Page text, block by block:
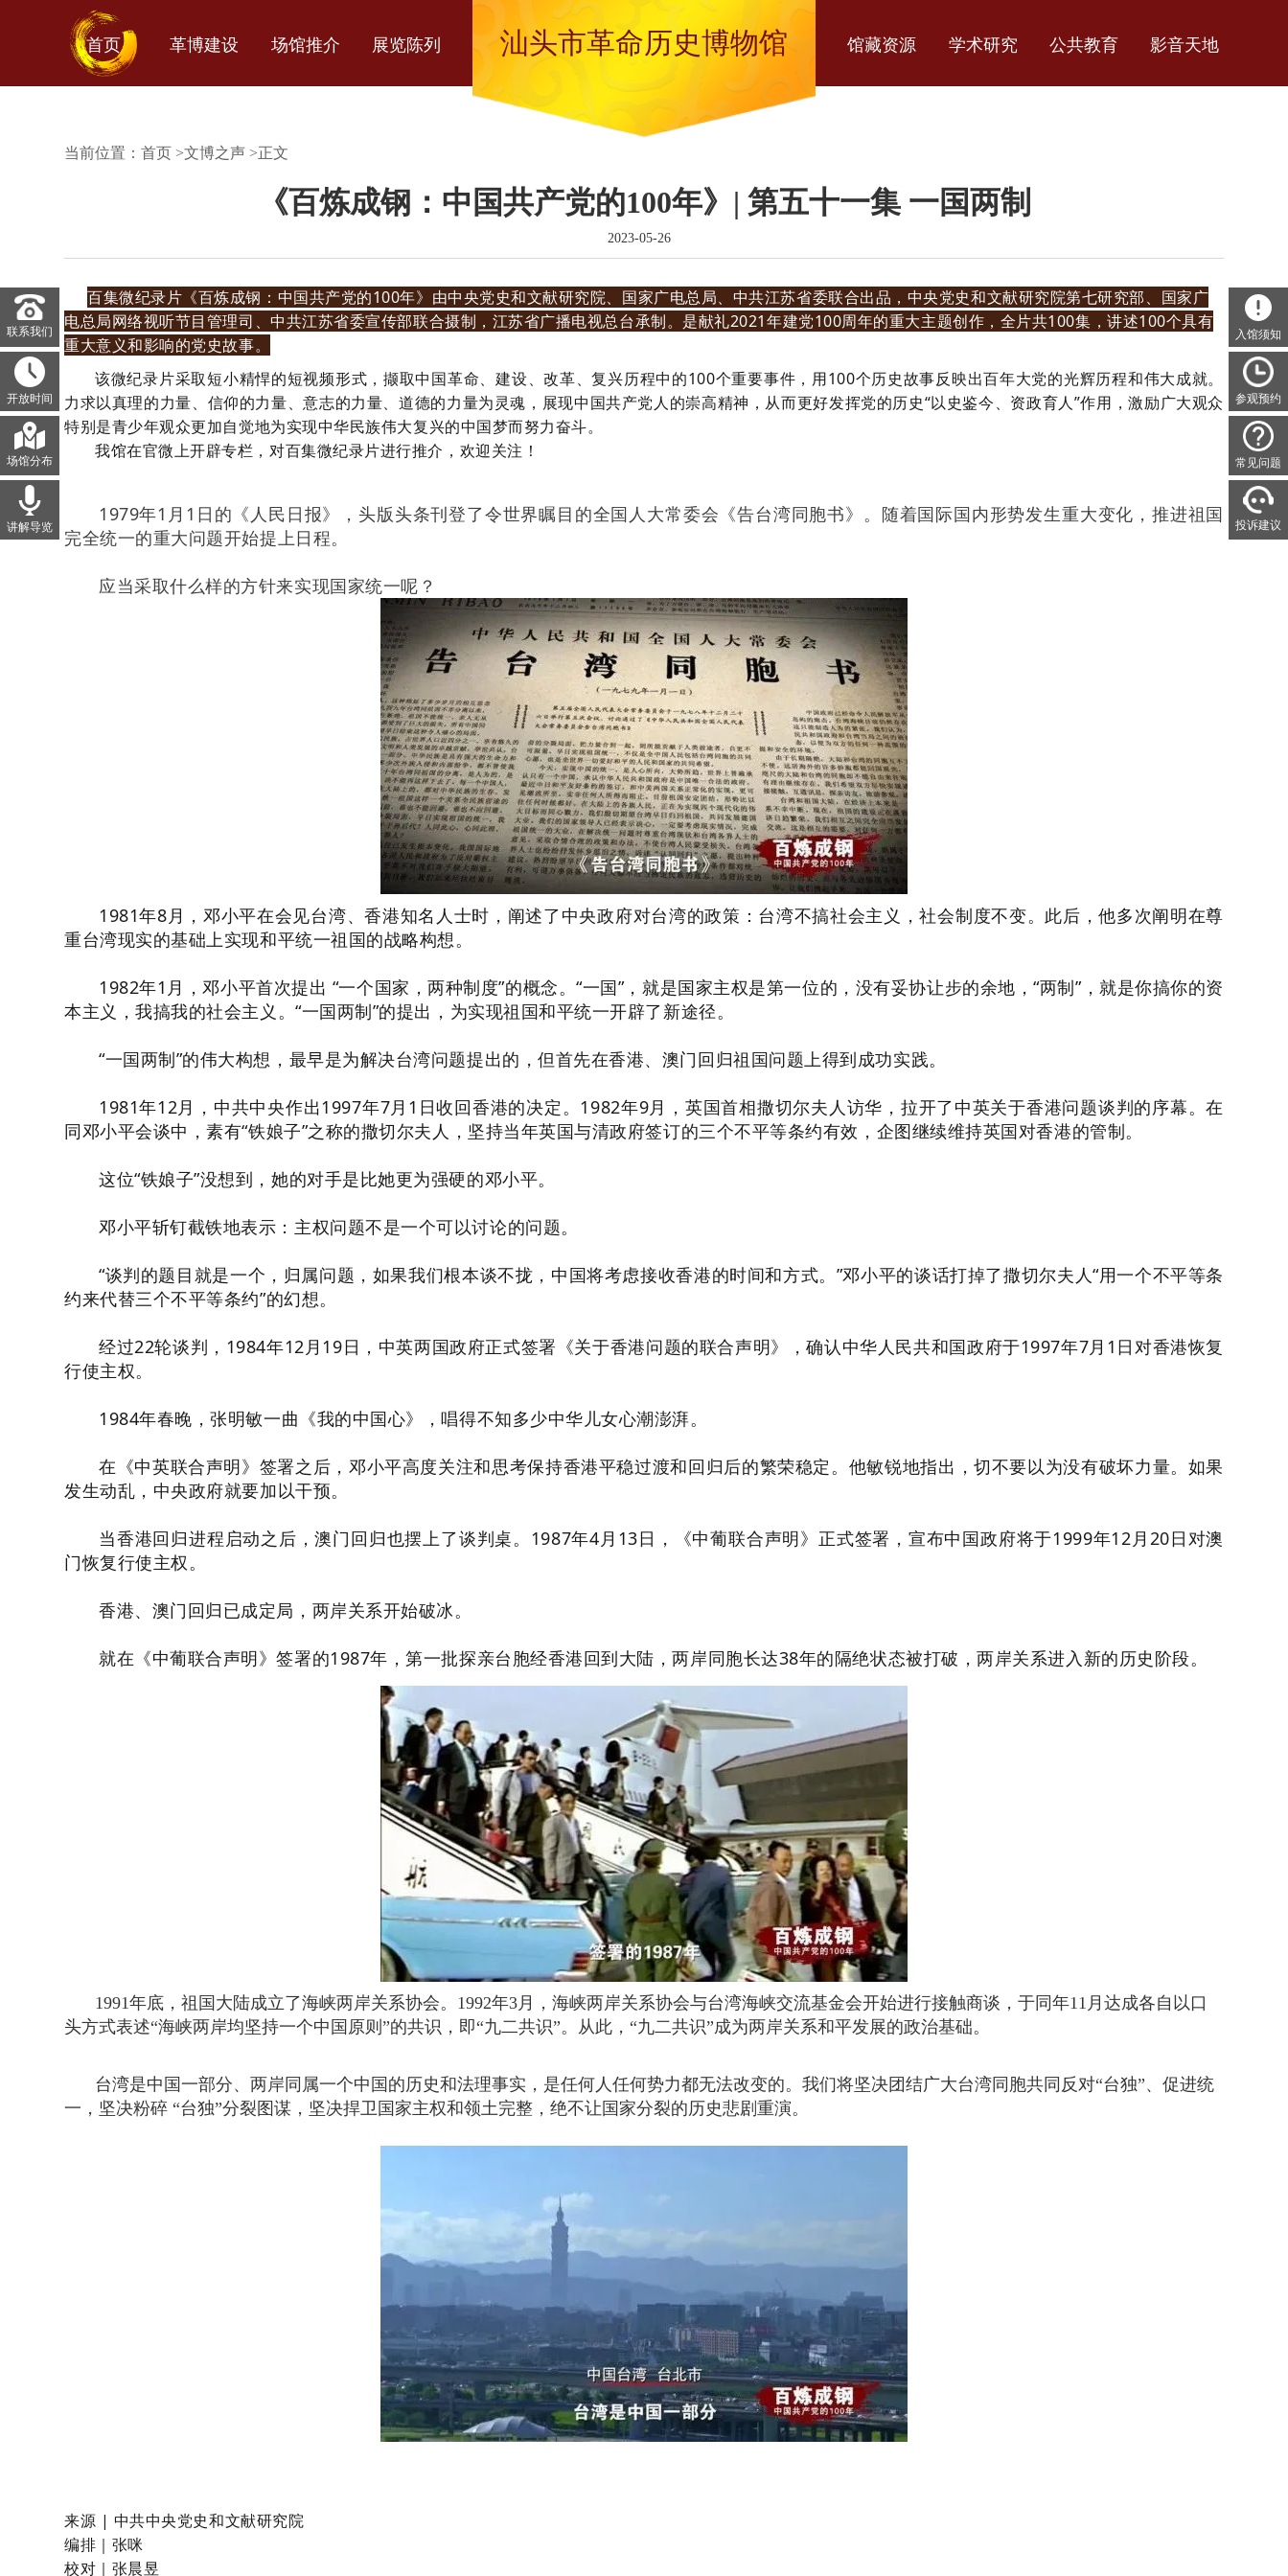
首页 革博建设 场馆推介 展览陈列 汕头市革命历史博物馆 馆藏资源 学术研究 公共教育 影音天地
入馆须知
参观预约
常见问题
投诉建议
联系我们
开放时间
场馆分布
讲解导览
当前位置： 首页 >文博之声 >正文
《百炼成钢：中国共产党的100年》| 第五十一集 一国两制
2023-05-26
百集微纪录片《百炼成钢：中国共产党的100年》由中央党史和文献研究院、国家广电总局、中共江苏省委联合出品，中央党史和文献研究院第七研究部、国家广
电总局网络视听节目管理司、中共江苏省委宣传部联合摄制，江苏省广播电视总台承制。是献礼2021年建党100周年的重大主题创作，全片共100集，讲述100个具有
重大意义和影响的党史故事。
该微纪录片采取短小精悍的短视频形式，撷取中国革命、建设、改革、复兴历程中的100个重要事件，用100个历史故事反映出百年大党的光辉历程和伟大成就。
力求以真理的力量、信仰的力量、意志的力量、道德的力量为灵魂，展现中国共产党人的崇高精神，从而更好发挥党的历史“以史鉴今、资政育人”作用，激励广大观众
特别是青少年观众更加自觉地为实现中华民族伟大复兴的中国梦而努力奋斗。
我馆在官微上开辟专栏，对百集微纪录片进行推介，欢迎关注！
1979年1月1日的《人民日报》，头版头条刊登了令世界瞩目的全国人大常委会《告台湾同胞书》。随着国际国内形势发生重大变化，推进祖国
完全统一的重大问题开始提上日程。
应当采取什么样的方针来实现国家统一呢？
1981年8月，邓小平在会见台湾、香港知名人士时，阐述了中央政府对台湾的政策：台湾不搞社会主义，社会制度不变。此后，他多次阐明在尊
重台湾现实的基础上实现和平统一祖国的战略构想。
1982年1月，邓小平首次提出 “一个国家，两种制度”的概念。“一国”，就是国家主权是第一位的，没有妥协让步的余地，“两制”，就是你搞你的资
本主义，我搞我的社会主义。“一国两制”的提出，为实现祖国和平统一开辟了新途径。
“一国两制”的伟大构想，最早是为解决台湾问题提出的，但首先在香港、澳门回归祖国问题上得到成功实践。
1981年12月，中共中央作出1997年7月1日收回香港的决定。1982年9月，英国首相撒切尔夫人访华，拉开了中英关于香港问题谈判的序幕。在
同邓小平会谈中，素有“铁娘子”之称的撒切尔夫人，坚持当年英国与清政府签订的三个不平等条约有效，企图继续维持英国对香港的管制。
这位“铁娘子”没想到，她的对手是比她更为强硬的邓小平。
邓小平斩钉截铁地表示：主权问题不是一个可以讨论的问题。
“谈判的题目就是一个，归属问题，如果我们根本谈不拢，中国将考虑接收香港的时间和方式。”邓小平的谈话打掉了撒切尔夫人“用一个不平等条
约来代替三个不平等条约”的幻想。
经过22轮谈判，1984年12月19日，中英两国政府正式签署《关于香港问题的联合声明》，确认中华人民共和国政府于1997年7月1日对香港恢复
行使主权。
1984年春晚，张明敏一曲《我的中国心》，唱得不知多少中华儿女心潮澎湃。
在《中英联合声明》签署之后，邓小平高度关注和思考保持香港平稳过渡和回归后的繁荣稳定。他敏锐地指出，切不要以为没有破坏力量。如果
发生动乱，中央政府就要加以干预。
当香港回归进程启动之后，澳门回归也摆上了谈判桌。1987年4月13日，《中葡联合声明》正式签署，宣布中国政府将于1999年12月20日对澳
门恢复行使主权。
香港、澳门回归已成定局，两岸关系开始破冰。
就在《中葡联合声明》签署的1987年，第一批探亲台胞经香港回到大陆，两岸同胞长达38年的隔绝状态被打破，两岸关系进入新的历史阶段。
1991年底，祖国大陆成立了海峡两岸关系协会。1992年3月，海峡两岸关系协会与台湾海峡交流基金会开始进行接触商谈，于同年11月达成各自以口
头方式表述“海峡两岸均坚持一个中国原则”的共识，即“九二共识”。从此，“九二共识”成为两岸关系和平发展的政治基础。
台湾是中国一部分、两岸同属一个中国的历史和法理事实，是任何人任何势力都无法改变的。我们将坚决团结广大台湾同胞共同反对“台独”、促进统
一，坚决粉碎 “台独”分裂图谋，坚决捍卫国家主权和领土完整，绝不让国家分裂的历史悲剧重演。
来源 | 中共中央党史和文献研究院
编排｜张咪
校对｜张晨昱